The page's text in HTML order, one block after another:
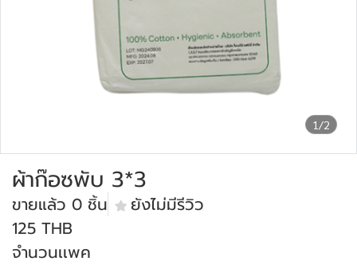
1/2
ผ้าก๊อซพับ 3*3
ขายแล้ว 0 ชิ้น
ยังไม่มีรีวิว
125 THB
จำนวนเเพค